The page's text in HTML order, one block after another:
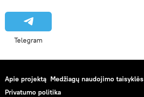
Telegram
Apie projektą Medžiagų naudojimo taisyklės
Privatumo politika